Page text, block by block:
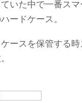
ていた中で一番ス
ードケース。
ースを保管する時